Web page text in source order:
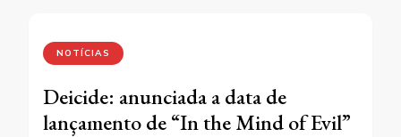
NOTÍCIAS
Deicide: anunciada a data de
lançamento de “In the Mind of Evil”